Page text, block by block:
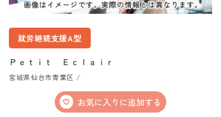
就労継続支援A型
Ｐｅｔｉｔ Ｅｃｌａｉｒ
宮城県仙台市青葉区 /
お気に入りに追加する